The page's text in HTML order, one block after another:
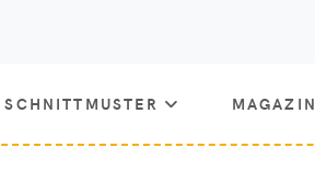
SCHNITTMUSTER MAGAZIN